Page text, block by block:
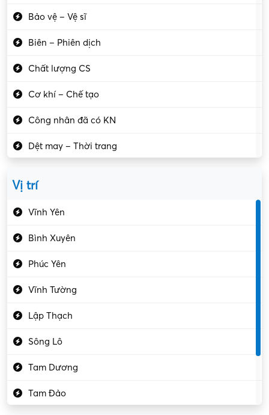
Bảo vệ – Vệ sĩ
Biên – Phiên dịch
Chất lượng CS
Cơ khí – Chế tạo
Công nhân đã có KN
Dệt may – Thời trang
Kiểm soát chất lượng
Vị trí
Vĩnh Yên
Bình Xuyên
Phúc Yên
Vĩnh Tường
Lập Thạch
Sông Lô
Tam Dương
Tam Đảo